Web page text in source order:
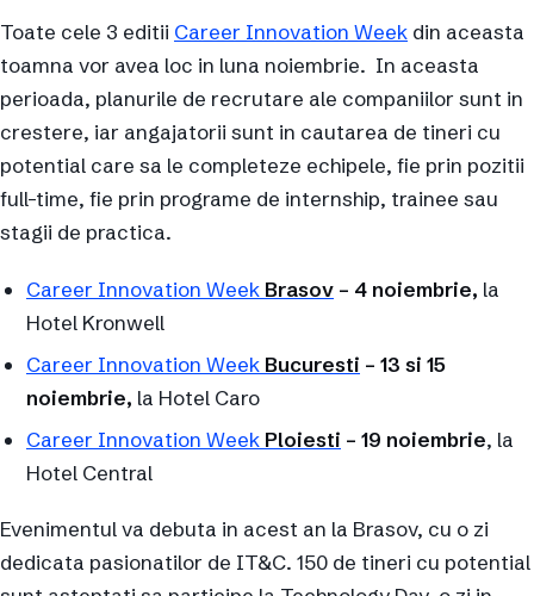
Toate cele 3 editii Career Innovation Week din aceasta
toamna vor avea loc in luna noiembrie. In aceasta
perioada, planurile de recrutare ale companiilor sunt in
crestere, iar angajatorii sunt in cautarea de tineri cu
potential care sa le completeze echipele, fie prin pozitii
full-time, fie prin programe de internship, trainee sau
stagii de practica.
Career Innovation Week Brasov – 4 noiembrie, la
Hotel Kronwell
Career Innovation Week Bucuresti – 13 si 15
noiembrie, la Hotel Caro
Career Innovation Week Ploiesti – 19 noiembrie, la
Hotel Central
Evenimentul va debuta in acest an la Brasov, cu o zi
dedicata pasionatilor de IT&C. 150 de tineri cu potential